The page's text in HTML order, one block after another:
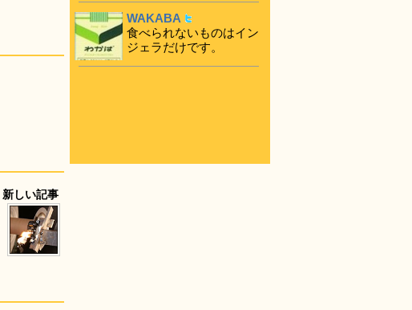
新しい記事
WAKABA
食べられないものはイン
ジェラだけです。